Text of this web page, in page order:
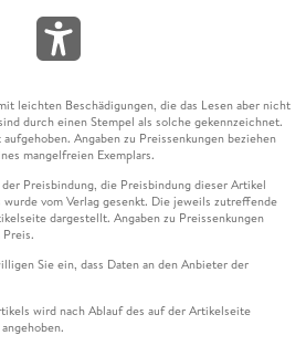
leichten Beschädigungen, die das Lesen aber nicht
durch einen Stempel als solche gekennzeichnet.
Angaben zu Preissenkungen beziehen
mangelfreien Exemplars.
Preisbindung, die Preisbindung dieser Artikel
vom Verlag gesenkt. Die jeweils zutreffende
dargestellt. Angaben zu Preissenkungen
Sie ein, dass Daten an den Anbieter der
wird nach Ablauf des auf der Artikelseite